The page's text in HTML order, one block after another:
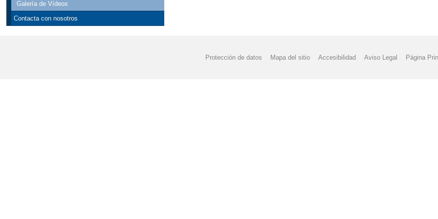
Galería de Vídeos
Contacta con nosotros
Protección de datos Mapa del sitio Accesibilidad Aviso Legal Página